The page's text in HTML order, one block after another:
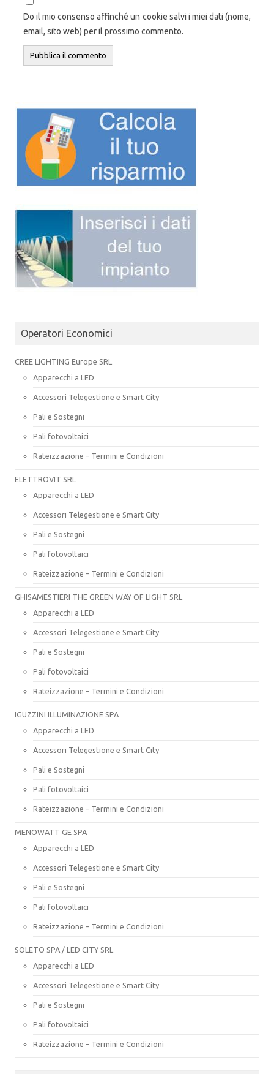
Do il mio consenso affinché un cookie salvi i miei dati (nome,
email, sito web) per il prossimo commento.
Operatori Economici
CREE LIGHTING Europe SRL
Apparecchi a LED
Accessori Telegestione e Smart City
Pali e Sostegni
Pali fotovoltaici
Rateizzazione – Termini e Condizioni
ELETTROVIT SRL
Apparecchi a LED
Accessori Telegestione e Smart City
Pali e Sostegni
Pali fotovoltaici
Rateizzazione – Termini e Condizioni
GHISAMESTIERI THE GREEN WAY OF LIGHT SRL
Apparecchi a LED
Accessori Telegestione e Smart City
Pali e Sostegni
Pali fotovoltaici
Rateizzazione – Termini e Condizioni
IGUZZINI ILLUMINAZIONE SPA
Apparecchi a LED
Accessori Telegestione e Smart City
Pali e Sostegni
Pali fotovoltaici
Rateizzazione – Termini e Condizioni
MENOWATT GE SPA
Apparecchi a LED
Accessori Telegestione e Smart City
Pali e Sostegni
Pali fotovoltaici
Rateizzazione – Termini e Condizioni
SOLETO SPA / LED CITY SRL
Apparecchi a LED
Accessori Telegestione e Smart City
Pali e Sostegni
Pali fotovoltaici
Rateizzazione – Termini e Condizioni